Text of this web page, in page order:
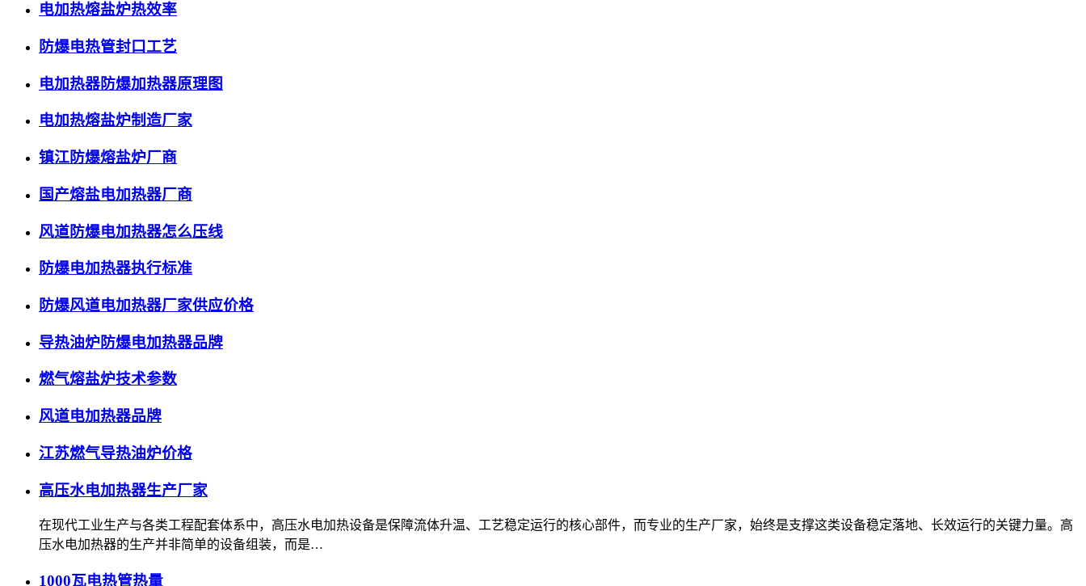
电加热熔盐炉热效率
防爆电热管封口工艺
电加热器防爆加热器原理图
电加热熔盐炉制造厂家
镇江防爆熔盐炉厂商
国产熔盐电加热器厂商
风道防爆电加热器怎么压线
防爆电加热器执行标准
防爆风道电加热器厂家供应价格
导热油炉防爆电加热器品牌
燃气熔盐炉技术参数
风道电加热器品牌
江苏燃气导热油炉价格
高压水电加热器生产厂家
在现代工业生产与各类工程配套体系中，高压水电加热设备是保障流体升温、工艺稳定运行的核心部件，而专业的生产厂家，始终是支撑这类设备稳定落地、长效运行的关键力量。高
压水电加热器的生产并非简单的设备组装，而是…
1000瓦电热管热量